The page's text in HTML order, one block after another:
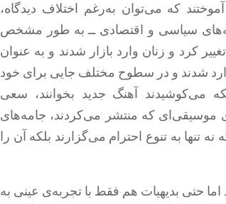
که می‌توان به‌رغم اختلاف دیدگاه،
سیاسی و اقتصادی ــ به طور مشخص
کرد و زنان وارد بازار شدند و به عنوان
شدند و در سطوح مختلف جایی برای خود
می‌کوشیدند آهنگ جدید بخوانند، سعی
موسیقی‌ای که منتشر می‌کردند، جامه‌های
تنها به تنوع احترام می‌گزارند بلکه آن را
اما حتی بدیهیات هم فقط با تجربه‌ی عینی به